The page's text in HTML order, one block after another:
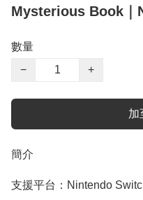
Mysterious Book
數量
−
+
加
簡介
支援平台：Nintendo